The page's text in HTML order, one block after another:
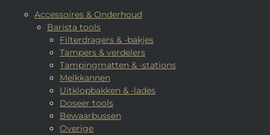
Accessoires & Onderhoud
Barista tools
Filterdragers & -bakjes
Tampers & verdelers
Tampingmatten & -stations
Melkkannen
Uitklopbakken & -lades
Doseer tools
Bewaarbussen
Overige